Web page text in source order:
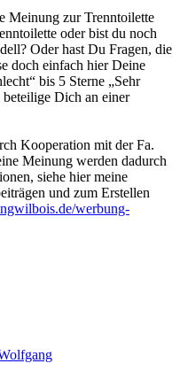
Meinung zur Trenntoilette
oder bist du noch
Oder hast Du Fragen, die
doch einfach hier Deine
bis 5 Sterne „Sehr
Dich an einer
Kooperation mit der Fa.
Meinung werden dadurch
siehe hier meine
und zum Erstellen
werbung-